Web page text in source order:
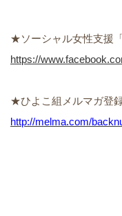
★ソーシャル女性支援
https://
★ひよこ組メルマガ登
http://melma.com/